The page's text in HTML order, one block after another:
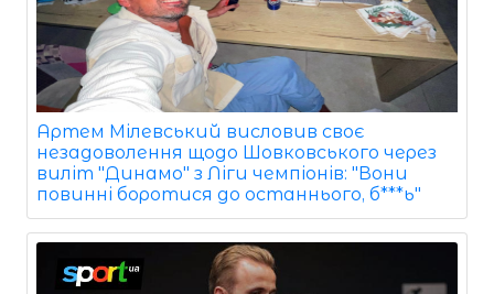
Артем Мілевський висловив своє
незадоволення щодо Шовковського через
виліт "Динамо" з Ліги чемпіонів: "Вони
повинні боротися до останнього, б***ь"